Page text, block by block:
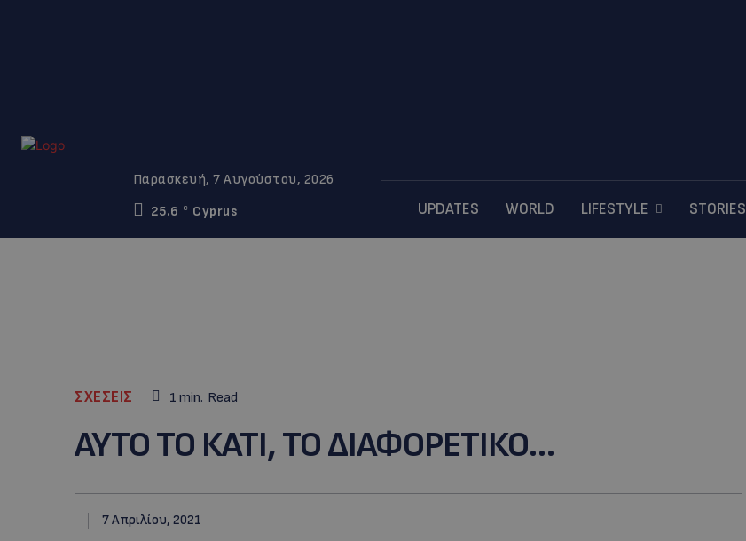
Παρασκευή, 7 Αυγούστου, 2026
25.6
C Cyprus UPDATES WORLD LIFESTYLE STORIES
ΣΧΕΣΕΙΣ 1 min. Read
ΑΥΤΟ ΤΟ ΚΑΤΙ, ΤΟ ΔΙΑΦΟΡΕΤΙΚΟ…
7 Απριλίου, 2021